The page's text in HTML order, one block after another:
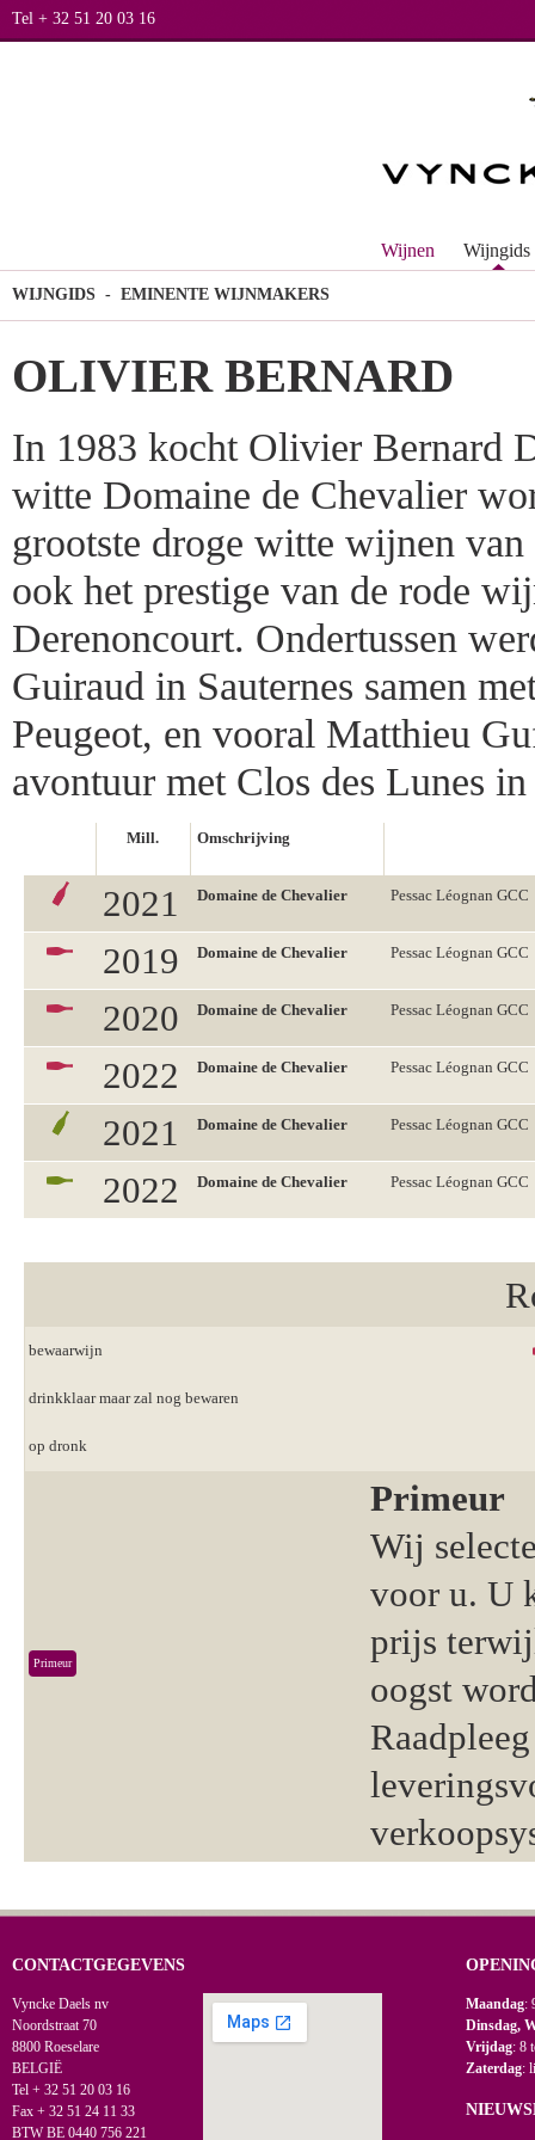
Tel + 32 51 20 03 16
Wijnen Wijngids
WIJNGIDS - EMINENTE WIJNMAKERS
OLIVIER BERNARD
In 1983 kocht Olivier Bernard
witte Domaine de Chevalier
grootste droge witte wijnen
ook het prestige van de rode
Derenoncourt. Ondertussen
Guiraud in Sauternes samen
Peugeot, en vooral Matthieu
avontuur met Clos des Lunes in
Mill. Omschrijving
2021 Domaine de Chevalier Pessac Léognan GCC
2019 Domaine de Chevalier Pessac Léognan GCC
2020 Domaine de Chevalier Pessac Léognan GCC
2022 Domaine de Chevalier Pessac Léognan GCC
2021 Domaine de Chevalier Pessac Léognan GCC
2022 Domaine de Chevalier Pessac Léognan GCC
bewaarwijn
drinkklaar maar zal nog bewaren
op dronk
Primeur
Primeur
Wij
voor u. U
prijs
oogst
CONTACTGEGEVENS
Vyncke Daels nv
Noordstraat 70
8800 Roeselare
BELGIË
Tel + 32 51 20 03 16
Fax + 32 51 24 11 33
BTW BE 0440 756 221
Maandag:
Dinsdag,
Vrijdag: 8
Zaterdag: